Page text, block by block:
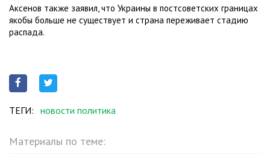
Аксенов также заявил, что Украины в постсоветских границах
якобы больше не существует и страна переживает стадию
распада.
ТЕГИ: новости политика
Материалы по теме: